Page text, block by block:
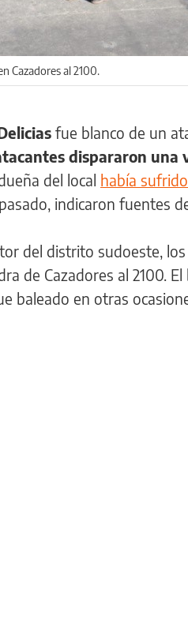
Cazadores al 2100.
fue blanco de un
dispararon una
del local había
indicaron fuentes
del distrito sudoeste,
de Cazadores al 2100.
baleado en otras